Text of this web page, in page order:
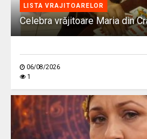
LISTA VRAJITOARELOR
Celebra vrăjitoare Maria din
06/08/2026
1